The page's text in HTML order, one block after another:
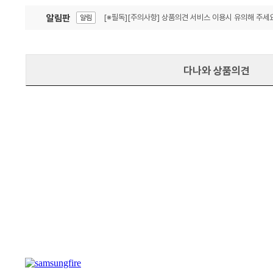
알림판 알림 [※필독][주의사항] 상품의견 서비스 이용시 유의해 주세
다나와 상품의견